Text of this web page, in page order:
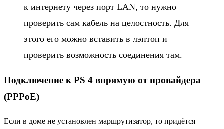
к интернету через порт LAN, то нужно
проверить сам кабель на целостность. Для
этого его можно вставить в лэптоп и
проверить возможность соединения там.
Подключение к PS 4 впрямую от провайдера
(PPPoE)
Если в доме не установлен маршрутизатор, то придётся